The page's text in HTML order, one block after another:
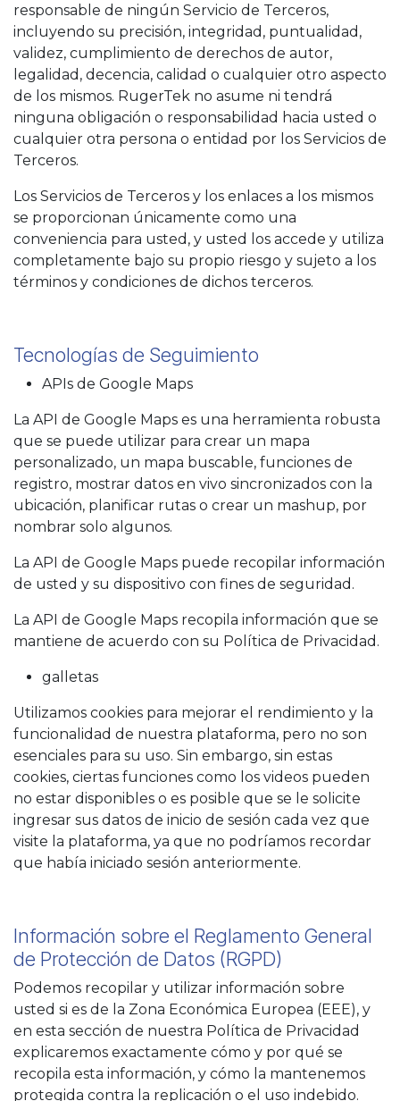
responsable de ningún Servicio de Terceros,
incluyendo su precisión, integridad, puntualidad,
validez, cumplimiento de derechos de autor,
legalidad, decencia, calidad o cualquier otro aspecto
de los mismos. RugerTek no asume ni tendrá
ninguna obligación o responsabilidad hacia usted o
cualquier otra persona o entidad por los Servicios de
Terceros.
Los Servicios de Terceros y los enlaces a los mismos
se proporcionan únicamente como una
conveniencia para usted, y usted los accede y utiliza
completamente bajo su propio riesgo y sujeto a los
términos y condiciones de dichos terceros.
Tecnologías de Seguimiento
APIs de Google Maps
La API de Google Maps es una herramienta robusta
que se puede utilizar para crear un mapa
personalizado, un mapa buscable, funciones de
registro, mostrar datos en vivo sincronizados con la
ubicación, planificar rutas o crear un mashup, por
nombrar solo algunos.
La API de Google Maps puede recopilar información
de usted y su dispositivo con fines de seguridad.
La API de Google Maps recopila información que se
mantiene de acuerdo con su Política de Privacidad.
galletas
Utilizamos cookies para mejorar el rendimiento y la
funcionalidad de nuestra plataforma, pero no son
esenciales para su uso. Sin embargo, sin estas
cookies, ciertas funciones como los videos pueden
no estar disponibles o es posible que se le solicite
ingresar sus datos de inicio de sesión cada vez que
visite la plataforma, ya que no podríamos recordar
que había iniciado sesión anteriormente.
Información sobre el Reglamento General
de Protección de Datos (RGPD)
Podemos recopilar y utilizar información sobre
usted si es de la Zona Económica Europea (EEE), y
en esta sección de nuestra Política de Privacidad
explicaremos exactamente cómo y por qué se
recopila esta información, y cómo la mantenemos
protegida contra la replicación o el uso indebido.